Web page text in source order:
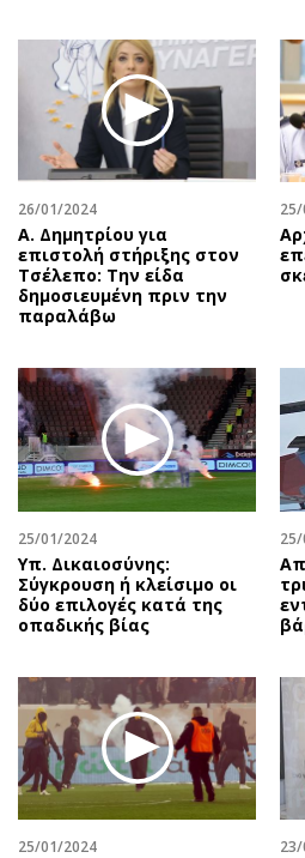
26/01/2024
Α. Δημητρίου για
επιστολή στήριξης στον
Τσέλεπο: Την είδα
δημοσιευμένη πριν την
παραλάβω
25/01/2024
Υπ. Δικαιοσύνης:
Σύγκρουση ή κλείσιμο οι
δύο επιλογές κατά της
οπαδικής βίας
25/01/2024